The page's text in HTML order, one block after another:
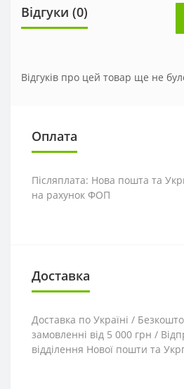
Відгуки (0)
Відгуків про цей товар ще не
Оплата
Післяплата: Нова пошта та
на рахунок ФОП
Доставка
Доставка по Україні /
замовленні від 5 000 грн /
відділення Нової пошти та